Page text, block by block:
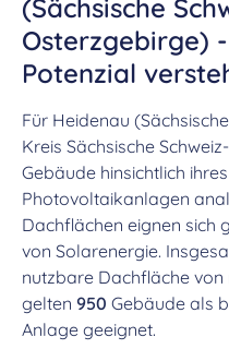
(Sächsische
Osterzgebirge)
Potenzial
Für Heidenau
Kreis Sächsische
Gebäude hinsichtlich
Photovoltaikanlagen
Dachflächen eignen sich
von Solarenergie.
nutzbare Dachfläche von
gelten 950 Gebäude als
Anlage geeignet.